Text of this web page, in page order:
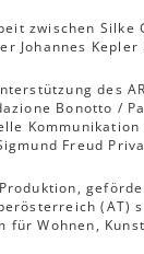
zwischen Silke
Johannes
des
Bonotto /
Freud
Produktion,
(AT)
für Wohnen,